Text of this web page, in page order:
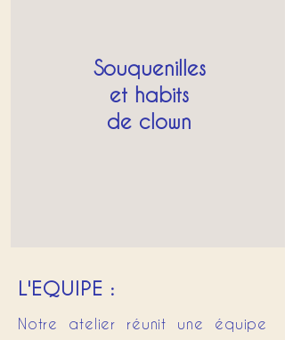
Souquenilles
et habits
de clown
L'EQUIPE :
Notre atelier réunit une équipe